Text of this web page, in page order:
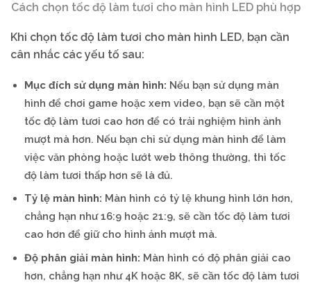
Cách chọn tốc độ làm tươi cho màn hình LED phù hợp
Khi chọn tốc độ làm tươi cho màn hình LED, bạn cần
cân nhắc các yếu tố sau:
Mục đích sử dụng màn hình: Nếu bạn sử dụng màn
hình để chơi game hoặc xem video, bạn sẽ cần một
tốc độ làm tươi cao hơn để có trải nghiệm hình ảnh
mượt mà hơn. Nếu bạn chỉ sử dụng màn hình để làm
việc văn phòng hoặc lướt web thông thường, thì tốc
độ làm tươi thấp hơn sẽ là đủ.
Tỷ lệ màn hình: Màn hình có tỷ lệ khung hình lớn hơn,
chẳng hạn như 16:9 hoặc 21:9, sẽ cần tốc độ làm tươi
cao hơn để giữ cho hình ảnh mượt mà.
Độ phân giải màn hình: Màn hình có độ phân giải cao
hơn, chẳng hạn như 4K hoặc 8K, sẽ cần tốc độ làm tươi